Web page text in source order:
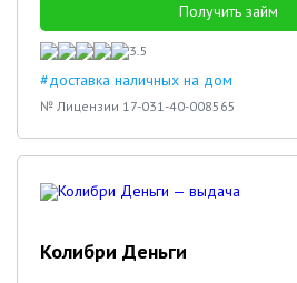
Получить займ
3.5
#доставка наличных на дом
№ Лицензии 17-031-40-008565
Колибри Деньги